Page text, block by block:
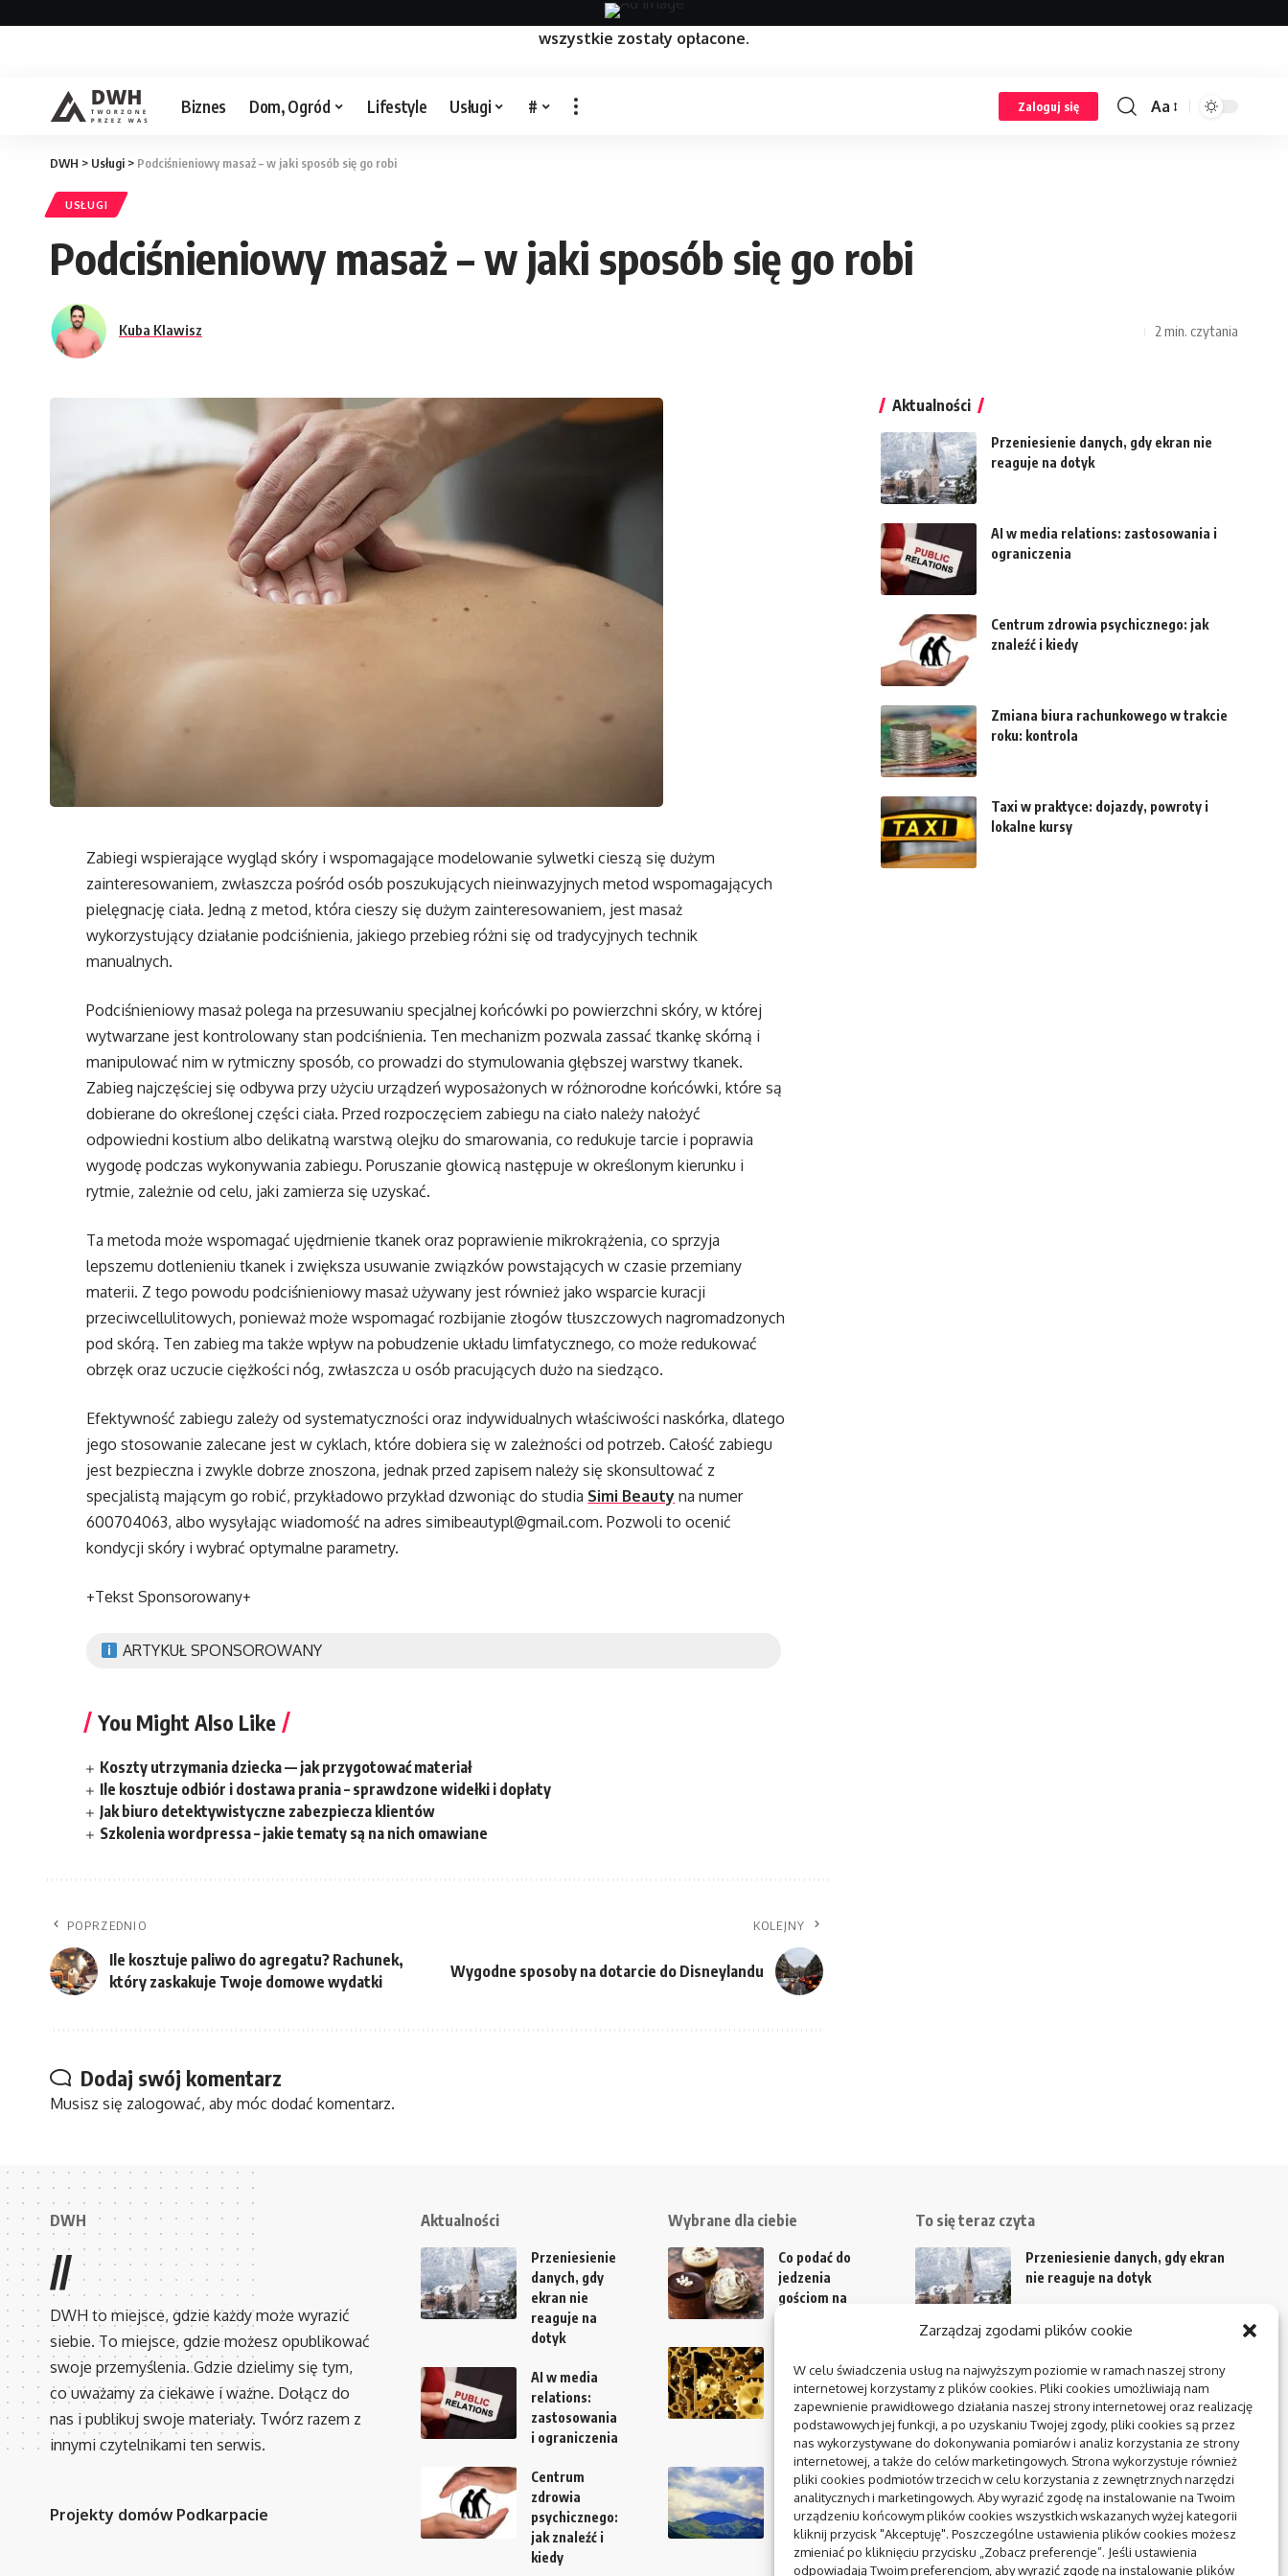
Zarządzaj zgodami plików cookie
W celu świadczenia usług na najwyższym poziomie w ramach naszej strony
internetowej korzystamy z plików cookies. Pliki cookies umożliwiają nam
zapewnienie prawidłowego działania naszej strony internetowej oraz realizację
podstawowych jej funkcji, a po uzyskaniu Twojej zgody, pliki cookies są przez
nas wykorzystywane do dokonywania pomiarów i analiz korzystania ze strony
internetowej, a także do celów marketingowych. Strona wykorzystuje również
pliki cookies podmiotów trzecich w celu korzystania z zewnętrznych narzędzi
analitycznych i marketingowych. Aby wyrazić zgodę na instalowanie na Twoim
urządzeniu końcowym plików cookies wszystkich wskazanych wyżej kategorii
kliknij przycisk "Akceptuję". Poszczególne ustawienia plików cookies możesz
zmieniać po kliknięciu przycisku „Zobacz preferencje”. Jeśli ustawienia
odpowiadają Twoim preferencjom, aby wyrazić zgodę na instalowanie plików
Strona/Blog w całości ma charakter reklamowy, a zamieszczone na niej artykuły mają na celu pozycjonowanie stron www. Żaden z wpisów nie pochodzi od użytkowników, a
wszystkie zostały opłacone.
Biznes Dom, Ogród Lifestyle Usługi # Zaloguj się Aa
DWH > Usługi > Podciśnieniowy masaż – w jaki sposób się go robi
USŁUGI
Podciśnieniowy masaż – w jaki sposób się go robi
Kuba Klawisz 2 min. czytania
Zabiegi wspierające wygląd skóry i wspomagające modelowanie sylwetki cieszą się dużym
zainteresowaniem, zwłaszcza pośród osób poszukujących nieinwazyjnych metod wspomagających
pielęgnację ciała. Jedną z metod, która cieszy się dużym zainteresowaniem, jest masaż
wykorzystujący działanie podciśnienia, jakiego przebieg różni się od tradycyjnych technik
manualnych.
Podciśnieniowy masaż polega na przesuwaniu specjalnej końcówki po powierzchni skóry, w której
wytwarzane jest kontrolowany stan podciśnienia. Ten mechanizm pozwala zassać tkankę skórną i
manipulować nim w rytmiczny sposób, co prowadzi do stymulowania głębszej warstwy tkanek.
Zabieg najczęściej się odbywa przy użyciu urządzeń wyposażonych w różnorodne końcówki, które są
dobierane do określonej części ciała. Przed rozpoczęciem zabiegu na ciało należy nałożyć
odpowiedni kostium albo delikatną warstwą olejku do smarowania, co redukuje tarcie i poprawia
wygodę podczas wykonywania zabiegu. Poruszanie głowicą następuje w określonym kierunku i
rytmie, zależnie od celu, jaki zamierza się uzyskać.
Ta metoda może wspomagać ujędrnienie tkanek oraz poprawienie mikrokrążenia, co sprzyja
lepszemu dotlenieniu tkanek i zwiększa usuwanie związków powstających w czasie przemiany
materii. Z tego powodu podciśnieniowy masaż używany jest również jako wsparcie kuracji
przeciwcellulitowych, ponieważ może wspomagać rozbijanie złogów tłuszczowych nagromadzonych
pod skórą. Ten zabieg ma także wpływ na pobudzenie układu limfatycznego, co może redukować
obrzęk oraz uczucie ciężkości nóg, zwłaszcza u osób pracujących dużo na siedząco.
Efektywność zabiegu zależy od systematyczności oraz indywidualnych właściwości naskórka, dlatego
jego stosowanie zalecane jest w cyklach, które dobiera się w zależności od potrzeb. Całość zabiegu
jest bezpieczna i zwykle dobrze znoszona, jednak przed zapisem należy się skonsultować z
specjalistą mającym go robić, przykładowo przykład dzwoniąc do studia Simi Beauty na numer
600704063, albo wysyłając wiadomość na adres simibeautypl@gmail.com. Pozwoli to ocenić
kondycji skóry i wybrać optymalne parametry.
+Tekst Sponsorowany+
ARTYKUŁ SPONSOROWANY
You Might Also Like
Koszty utrzymania dziecka — jak przygotować materiał
Ile kosztuje odbiór i dostawa prania – sprawdzone widełki i dopłaty
Jak biuro detektywistyczne zabezpiecza klientów
Szkolenia wordpressa – jakie tematy są na nich omawiane
POPRZEDNIO
Ile kosztuje paliwo do agregatu? Rachunek,
który zaskakuje Twoje domowe wydatki
KOLEJNY
Wygodne sposoby na dotarcie do Disneylandu
Dodaj swój komentarz
Musisz się zalogować, aby móc dodać komentarz.
Aktualności
Przeniesienie danych, gdy ekran nie
reaguje na dotyk
AI w media relations: zastosowania i
ograniczenia
Centrum zdrowia psychicznego: jak
znaleźć i kiedy
Zmiana biura rachunkowego w trakcie
roku: kontrola
Taxi w praktyce: dojazdy, powroty i
lokalne kursy
DWH
//
DWH to miejsce, gdzie każdy może wyrazić
siebie. To miejsce, gdzie możesz opublikować
swoje przemyślenia. Gdzie dzielimy się tym,
co uważamy za ciekawe i ważne. Dołącz do
nas i publikuj swoje materiały. Twórz razem z
innymi czytelnikami ten serwis.
Projekty domów Podkarpacie
Aktualności
Przeniesienie
danych, gdy
ekran nie
reaguje na
dotyk
AI w media
relations:
zastosowania
i ograniczenia
Centrum
zdrowia
psychicznego:
jak znaleźć i
kiedy
Wybrane dla ciebie
Co podać do
jedzenia
gościom na
wykorzystanie
wanien
wychwytowych
w przemyśle
Jak usunąć olej
z kostki
brukowej?
Fakty kontra
mity i szybkie
To się teraz czyta
Przeniesienie danych, gdy ekran
nie reaguje na dotyk